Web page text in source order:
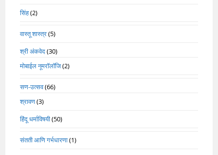
सिंह(2)
वास्तू शास्त्र(5)
श्री अंकवेद(30)
मोबाईल नूमरॉलॉजि(2)
सण-उत्सव(66)
श्रावण(3)
हिंदू धर्माविषयी(50)
संतती आणि गर्भधारणा(1)